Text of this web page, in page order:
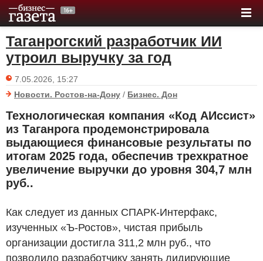
Таганрогский разработчик ИИ
утроил выручку за год
7.05.2026, 15:27
Новости. Ростов-на-Дону / Бизнес. Дон
Технологическая компания «Код АИссист»
из Таганрога продемонстрировала
выдающиеся финансовые результаты по
итогам 2025 года, обеспечив трехкратное
увеличение выручки до уровня 304,7 млн
руб..
Как следует из данных СПАРК-Интерфакс,
изученных «Ъ-Ростов», чистая прибыль
организации достигла 311,2 млн руб., что
позволило разработчику занять лидирующие